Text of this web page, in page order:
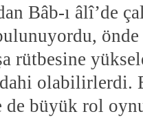
Bâb-ı âlî’de
rütbesine
olabilirlerdi.
de büyük rol